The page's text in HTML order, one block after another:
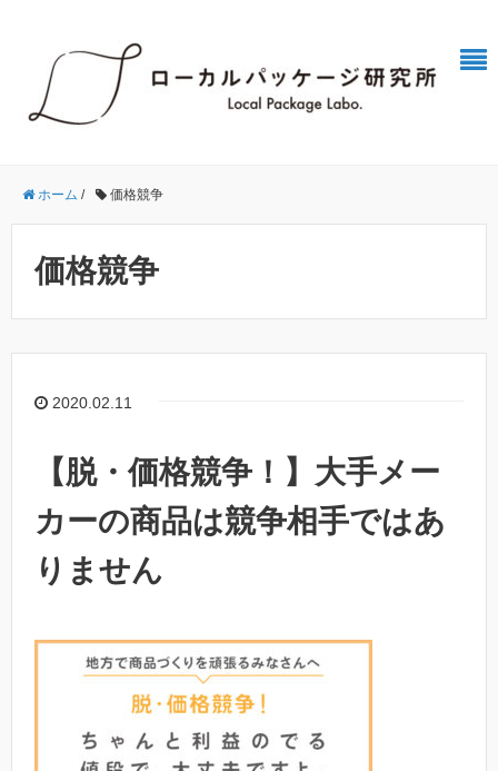
ホーム / 価格競争
価格競争
2020.02.11
【脱・価格競争！】大手メー
カーの商品は競争相手ではあ
りません